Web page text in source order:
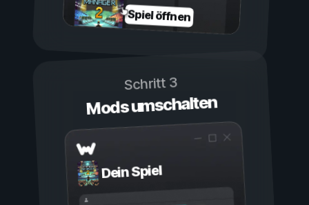
Spiel öffnen
Schritt 3
Mods umschalten
Dein Spiel